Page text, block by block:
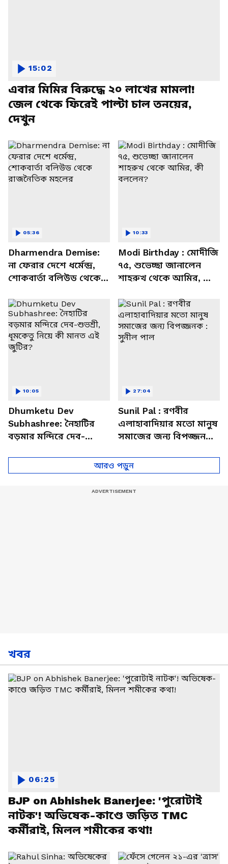
এবার মিমির বিরুদ্ধে ২০ লাখের মামলা!
জেল থেকে ফিরেই পাল্টা চাল তনয়ের,
দেখুন
15:02
Dharmendra Demise:
না ফেরার দেশে ধর্মেন্দ্র,
শোকবার্তা বলিউড থেকে
05:36
Modi Birthday : মোদীজি
৭৫, শুভেচ্ছা জানালেন
শাহরুখ থেকে আমির, কী
10:33
Dhumketu Dev
Subhashree: নৈহাটির
বড়মার মন্দিরে দেব-
10:05
Sunil Pal : রণবীর
এলাহাবাদিয়ার মতো মানুষ
সমাজের জন্য বিপজ্জনক :
27:04
আরও পড়ুন
খবর
BJP on Abhishek Banerjee: 'পুরোটাই
নাটক'! অভিষেক-কাণ্ডে জড়িত TMC
কর্মীরাই, মিলল শমীকের কথা!
06:25